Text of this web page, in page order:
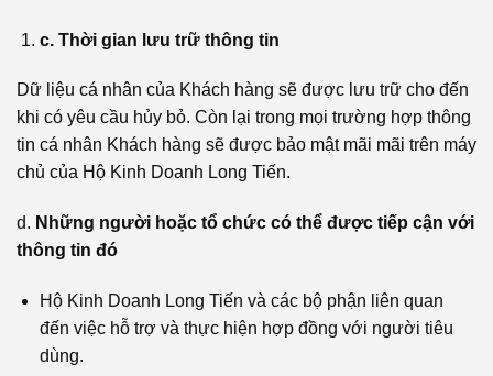
c. Thời gian lưu trữ thông tin
Dữ liệu cá nhân của Khách hàng sẽ được lưu trữ cho đến
khi có yêu cầu hủy bỏ. Còn lại trong mọi trường hợp thông
tin cá nhân Khách hàng sẽ được bảo mật mãi mãi trên máy
chủ của Hộ Kinh Doanh Long Tiến.
d. Những người hoặc tổ chức có thể được tiếp cận với
thông tin đó
Hộ Kinh Doanh Long Tiến và các bộ phận liên quan
đến việc hỗ trợ và thực hiện hợp đồng với người tiêu
dùng.